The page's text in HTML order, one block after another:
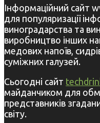
Інформаційний сайт
для популяризації
виноградарства та
виробництво інших
медових напоїв,
суміжних галузей.
Сьогодні сайт
майданчиком для
представників
світу.